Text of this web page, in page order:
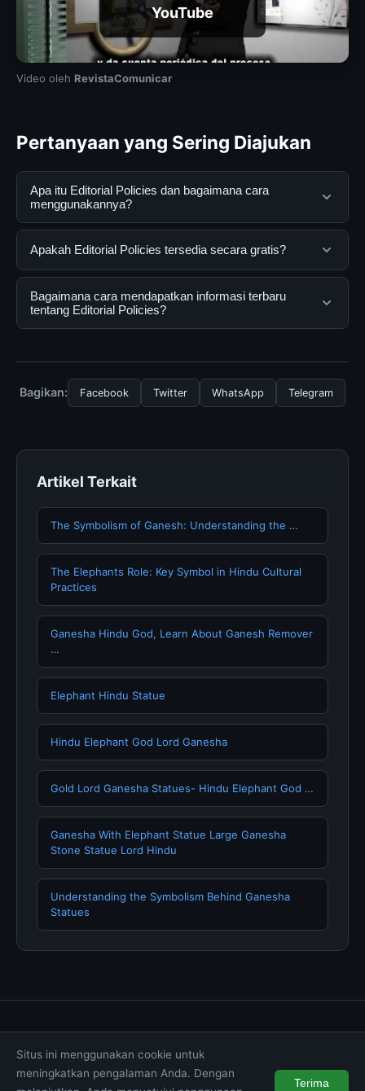
YouTube
Video oleh RevistaComunicar
Pertanyaan yang Sering Diajukan
Apa itu Editorial Policies dan bagaimana cara
menggunakannya?
Editorial Policies adalah layanan digital yang dirancang
lengkap dan terpercaya. Anda dapat menggunakannya
dengan mengunjungi situs resmi dan mengikuti
panduan yang tersedia.
Apakah Editorial Policies tersedia secara gratis?
Ya, Editorial Policies dapat diakses secara gratis oleh
semua pengguna. Tidak ada biaya tersembunyi atau
langganan yang diperlukan untuk menggunakan layanan
Bagaimana cara mendapatkan informasi terbaru
tentang Editorial Policies?
secara berkala. Kami selalu memperbarui konten
dengan informasi terkini dan terpercaya.
Bagikan: Facebook Twitter WhatsApp Telegram
Artikel Terkait
The Symbolism of Ganesh: Understanding the …
The Elephants Role: Key Symbol in Hindu Cultural
Practices
Ganesha Hindu God, Learn About Ganesh Remover
…
Elephant Hindu Statue
Hindu Elephant God Lord Ganesha
Gold Lord Ganesha Statues- Hindu Elephant God …
Ganesha With Elephant Statue Large Ganesha
Stone Statue Lord Hindu
Understanding the Symbolism Behind Ganesha
Statues
Syarat & Ketentuan
Situs ini menggunakan cookie untuk
meningkatkan pengalaman Anda. Dengan
Terima